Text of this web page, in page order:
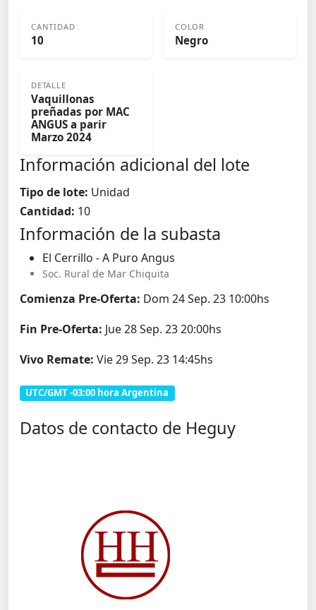
CANTIDAD
10
COLOR
Negro
DETALLE
Vaquillonas
preñadas por MAC
ANGUS a parir
Marzo 2024
Información adicional del lote
Tipo de lote: Unidad
Cantidad: 10
Información de la subasta
El Cerrillo - A Puro Angus
Soc. Rural de Mar Chiquita
Comienza Pre-Oferta: Dom 24 Sep. 23 10:00hs
Fin Pre-Oferta: Jue 28 Sep. 23 20:00hs
Vivo Remate: Vie 29 Sep. 23 14:45hs
UTC/GMT -03:00 hora Argentina
Datos de contacto de Heguy